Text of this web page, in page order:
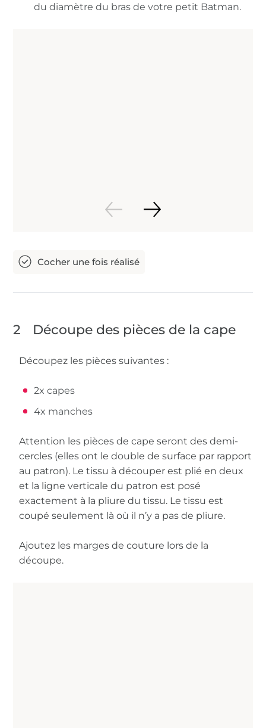
du diamètre du bras de votre petit Batman.
2 Découpe des pièces de la cape
Découpez les pièces suivantes :
2x capes
4x manches
Attention les pièces de cape seront des demi-
cercles (elles ont le double de surface par rapport
au patron). Le tissu à découper est plié en deux
et la ligne verticale du patron est posé
exactement à la pliure du tissu. Le tissu est
coupé seulement là où il n’y a pas de pliure.
Ajoutez les marges de couture lors de la
découpe.